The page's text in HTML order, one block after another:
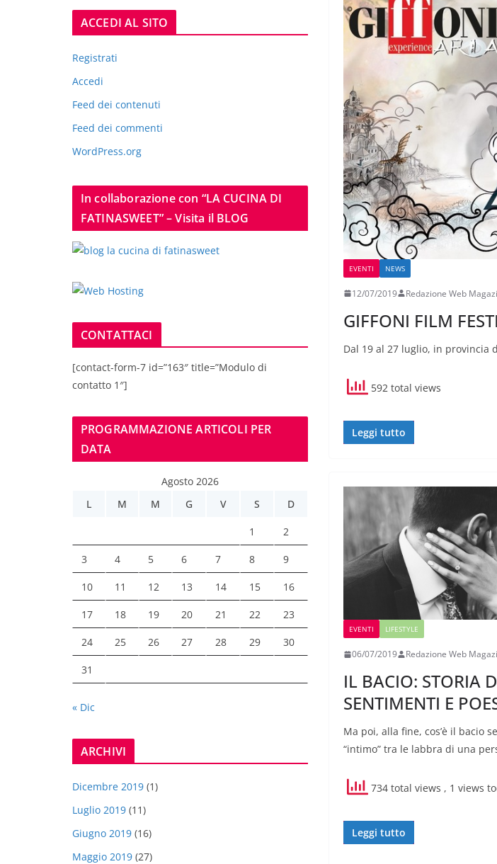
EVENTI NEWS
12/07/2019 Redazione Web
GIFFONI FILM
Dal 19 al 27 luglio, in provincia
592 total views
Leggi tutto
EVENTI LIFESTYLE
06/07/2019 Redazione Web
IL BACIO: STORIA
SENTIMENTI E
Ma poi, alla fine, cos’è il bacio
“intimo” tra le labbra di una
734 total views , 1 views
Leggi tutto
ACCEDI AL SITO
Registrati
Accedi
Feed dei contenuti
Feed dei commenti
WordPress.org
In collaborazione con “LA CUCINA DI
FATINASWEET” – Visita il BLOG
CONTATTACI
[contact-form-7 id=”163″ title=”Modulo di
contatto 1″]
PROGRAMMAZIONE ARTICOLI PER
DATA
Agosto 2026
L
M M G V S D
1 2
3 4 5 6 7 8 9
10 11 12 13 14 15 16
17 18 19 20 21 22 23
24 25 26 27 28 29 30
31
« Dic
ARCHIVI
Dicembre 2019 (1)
Luglio 2019 (11)
Giugno 2019 (16)
Maggio 2019 (27)